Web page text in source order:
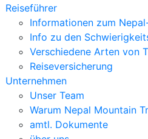
Reiseführer
Informationen zum
Info zu den
Verschiedene Arten von
Reiseversicherung
Unternehmen
Unser Team
Warum Nepal Mountain
amtl. Dokumente